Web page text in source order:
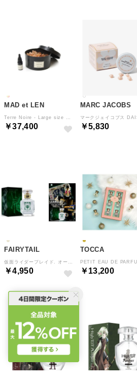
MAD et LEN
￥37,400
MARC JACOBS
￥5,830
FAIRYTAIL
￥4,950
TOCCA
￥13,200